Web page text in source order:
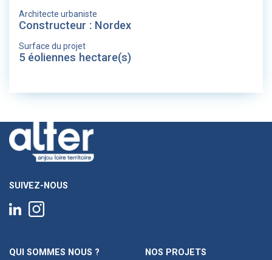
Architecte urbaniste
Constructeur : Nordex
Surface du projet
5 éoliennes hectare(s)
SUIVEZ-NOUS
QUI SOMMES NOUS ? NOS PROJETS